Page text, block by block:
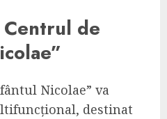
de
Nicolae” va
destinat